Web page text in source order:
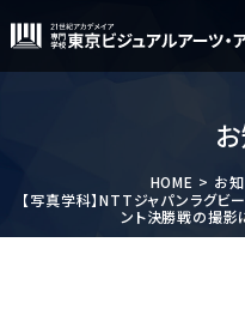
HOME お
【写真学科】NTTジャパンラグ
ント決勝戦の撮影